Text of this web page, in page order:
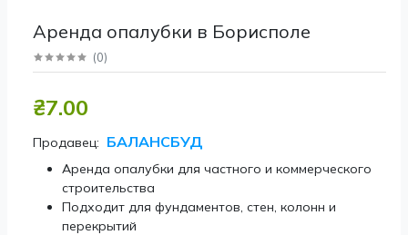
Аренда опалубки в Борисполе
(0)
₴7.00
Продавец: БАЛАНСБУД
Аренда опалубки для частного и коммерческого
строительства
Подходит для фундаментов, стен, колонн и
перекрытий